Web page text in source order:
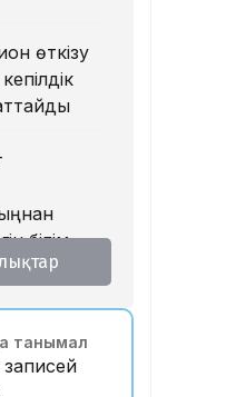
өткізу
білім
танымал